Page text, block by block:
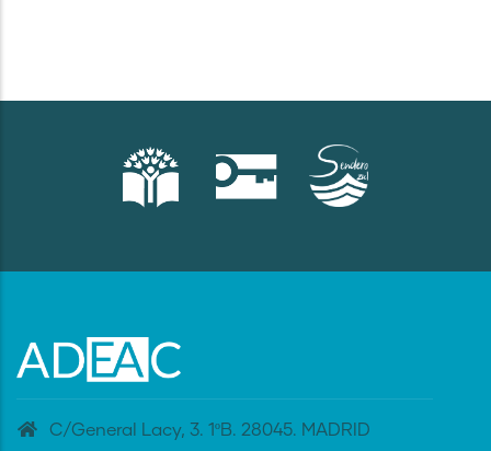
C/General Lacy, 3. 1ºB. 28045. MADRID